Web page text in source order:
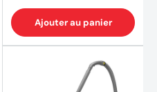
(1
Ajouter au panier